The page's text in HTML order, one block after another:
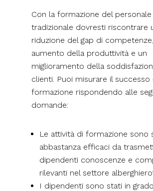
Con la formazione del
tradizionale dovresti riscontrare
riduzione del gap di
aumento della produttività e un
miglioramento della
clienti. Puoi misurare il successo
formazione rispondendo alle
domande:
Le attività di formazione sono
abbastanza efficaci da
dipendenti conoscenze e
rilevanti nel settore
I dipendenti sono stati in